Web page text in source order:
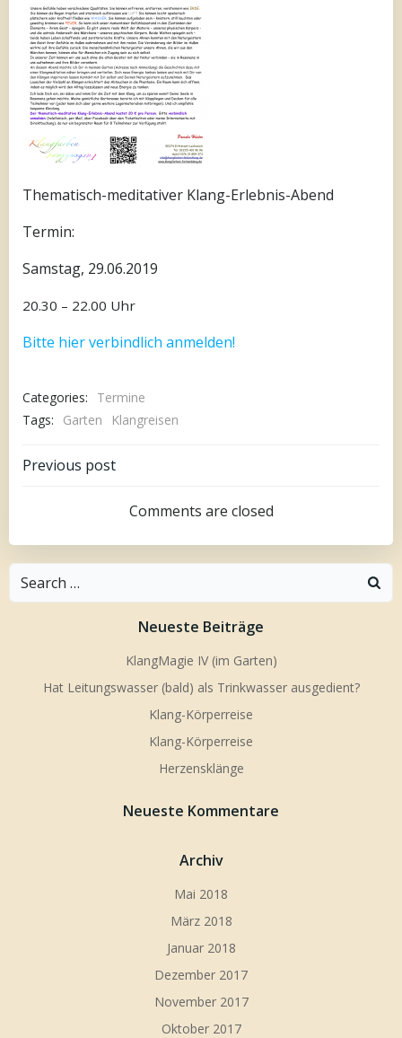
Thematisch-meditativer Klang-Erlebnis-Abend
Termin:
Samstag, 29.06.2019
20.30 – 22.00 Uhr
Bitte hier verbindlich anmelden!
Categories:
Termine
Tags:
Garten Klangreisen
Beitragsnavigation
Previous post
Comments are closed
Search
for:
Neueste Beiträge
KlangMagie IV (im Garten)
Hat Leitungswasser (bald) als Trinkwasser ausgedient?
Klang-Körperreise
Klang-Körperreise
Herzensklänge
Neueste Kommentare
Archiv
Mai 2018
März 2018
Januar 2018
Dezember 2017
November 2017
Oktober 2017